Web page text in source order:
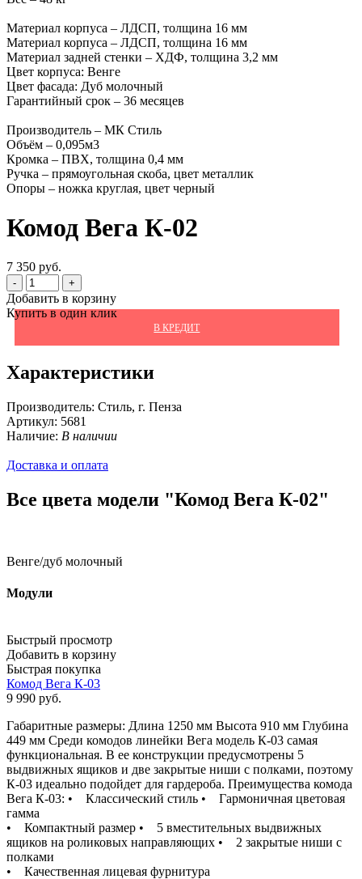
Материал корпуса – ЛДСП, толщина 16 мм
Материал корпуса – ЛДСП, толщина 16 мм
Материал задней стенки – ХДФ, толщина 3,2 мм
Цвет корпуса: Венге
Цвет фасада: Дуб молочный
Гарантийный срок – 36 месяцев
Производитель – МК Стиль
Объём – 0,095м3
Кромка – ПВХ, толщина 0,4 мм
Ручка – прямоугольная скоба, цвет металлик
Опоры – ножка круглая, цвет черный
Комод Вега К-02
7 350 руб.
- +
Добавить в корзину
Купить в один клик
В КРЕДИТ
Характеристики
Производитель: Стиль, г. Пенза
Артикул: 5681
Наличие: В наличии
Доставка и оплата
Все цвета модели "Комод Вега К-02"
Венге/дуб молочный
Модули
Быстрый просмотр
Добавить в корзину
Быстрая покупка
Комод Вега К-03
9 990 руб.
Габаритные размеры: Длина 1250 мм Высота 910 мм Глубина
449 мм Среди комодов линейки Вега модель К-03 самая
функциональная. В ее конструкции предусмотрены 5
выдвижных ящиков и две закрытые ниши с полками, поэтому
К-03 идеально подойдет для гардероба. Преимущества комода
Вега К-03: • Классический стиль • Гармоничная цветовая
гамма
• Компактный размер • 5 вместительных выдвижных
ящиков на роликовых направляющих • 2 закрытые ниши с
полками
• Качественная лицевая фурнитура